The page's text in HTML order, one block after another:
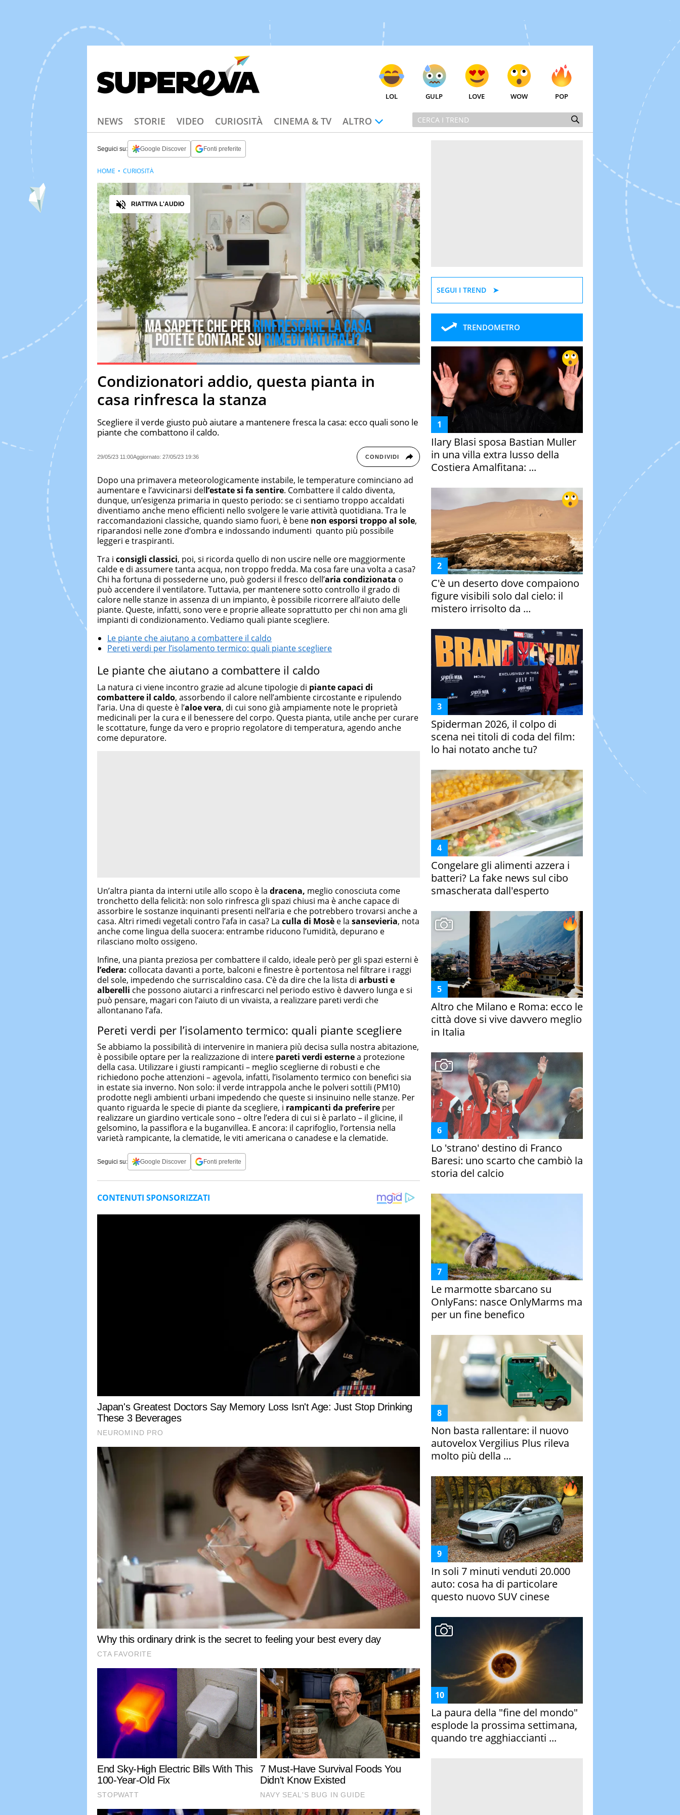
LOL GULP LOVE WOW POP
NEWS STORIE VIDEO CURIOSITÀ CINEMA & TV ALTRO
Seguici su: Google Discover Fonti preferite
PauseUnmuteCurrent Time
0:19 Duration
Loaded:100.00%
Fullscreen
Audio
RIATTIVA L'AUDIO
Condizionatori addio, questa pianta in
casa rinfresca la stanza
Scegliere il verde giusto può aiutare a mantenere fresca la casa: ecco quali sono le
piante che combattono il caldo.
29/05/23 11:00Aggiornato: 27/05/23 19:36 CONDIVIDI
HOME CURIOSITÀ
Dopo una primavera meteorologicamente instabile, le temperature cominciano ad
aumentare e l’avvicinarsi dell’estate si fa sentire. Combattere il caldo diventa,
dunque, un’esigenza primaria in questo periodo: se ci sentiamo troppo accaldati
diventiamo anche meno efficienti nello svolgere le varie attività quotidiana. Tra le
raccomandazioni classiche, quando siamo fuori, è bene non esporsi troppo al sole,
riparandosi nelle zone d’ombra e indossando indumenti quanto più possibile
leggeri e traspiranti.
Tra i consigli classici, poi, si ricorda quello di non uscire nelle ore maggiormente
calde e di assumere tanta acqua, non troppo fredda. Ma cosa fare una volta a casa?
Chi ha fortuna di possederne uno, può godersi il fresco dell’aria condizionata o
può accendere il ventilatore. Tuttavia, per mantenere sotto controllo il grado di
calore nelle stanze in assenza di un impianto, è possibile ricorrere all’aiuto delle
piante. Queste, infatti, sono vere e proprie alleate soprattutto per chi non ama gli
impianti di condizionamento. Vediamo quali piante scegliere.
Le piante che aiutano a combattere il caldo
Pereti verdi per l’isolamento termico: quali piante scegliere
Le piante che aiutano a combattere il caldo
La natura ci viene incontro grazie ad alcune tipologie di piantecapaci di
combattere il caldo, assorbendo il calore nell’ambiente circostante e ripulendo
l’aria. Una di queste è l’aloe vera, di cui sono già ampiamente note le proprietà
medicinali per la cura e il benessere del corpo. Questa pianta, utile anche per curare
le scottature, funge da vero e proprio regolatore di temperatura, agendo anche
come depuratore.
Un’altra pianta da interni utile allo scopo è la dracena, meglio conosciuta come
tronchetto della felicità: non solo rinfresca gli spazi chiusi ma è anche capace di
assorbire le sostanze inquinanti presenti nell’aria e che potrebbero trovarsi anche a
casa. Altri rimedi vegetali contro l’afa in casa? La culla di Mosè e la sansevieria, nota
anche come lingua della suocera: entrambe riducono l’umidità, depurano e
rilasciano molto ossigeno.
Infine, una pianta preziosa per combattere il caldo, ideale però per gli spazi esterni è
l’edera: collocata davanti a porte, balconi e finestre è portentosa nel filtrare i raggi
del sole, impedendo che surriscaldino casa. C’è da dire che la lista di arbusti e
alberelli che possono aiutarci a rinfrescarci nel periodo estivo è davvero lunga e si
può pensare, magari con l’aiuto di un vivaista, a realizzare pareti verdi che
allontanano l’afa.
Pereti verdi per l’isolamento termico: quali piante scegliere
Se abbiamo la possibilità di intervenire in maniera più decisa sulla nostra abitazione,
è possibile optare per la realizzazione di intere pareti verdi esternea protezione
della casa. Utilizzare i giusti rampicanti – meglio sceglierne di robusti e che
richiedono poche attenzioni – agevola, infatti, l’isolamento termico con benefici sia
in estate sia inverno. Non solo: il verde intrappola anche le polveri sottili (PM10)
prodotte negli ambienti urbani impedendo che queste si insinuino nelle stanze. Per
quanto riguarda le specie di piante da scegliere, i rampicanti da preferire per
realizzare un giardino verticale sono – oltre l’edera di cui si è parlato – il glicine, il
gelsomino, la passiflora e la buganvillea. E ancora: il caprifoglio, l’ortensia nella
varietà rampicante, la clematide, le viti americana o canadese e la clematide.
Seguici su: Google Discover Fonti preferite
SEGUI I TREND
TRENDOMETRO
Ilary Blasi sposa Bastian Muller
in una villa extra lusso della
Costiera Amalfitana: ...
C'è un deserto dove compaiono
figure visibili solo dal cielo: il
mistero irrisolto da ...
Spiderman 2026, il colpo di
scena nei titoli di coda del film:
lo hai notato anche tu?
Congelare gli alimenti azzera i
batteri? La fake news sul cibo
smascherata dall'esperto
Altro che Milano e Roma: ecco le
città dove si vive davvero meglio
in Italia
Lo 'strano' destino di Franco
Baresi: uno scarto che cambiò la
storia del calcio
Le marmotte sbarcano su
OnlyFans: nasce OnlyMarms ma
per un fine benefico
Non basta rallentare: il nuovo
autovelox Vergilius Plus rileva
molto più della ...
In soli 7 minuti venduti 20.000
auto: cosa ha di particolare
questo nuovo SUV cinese
La paura della "fine del mondo"
esplode la prossima settimana,
quando tre agghiaccianti ...